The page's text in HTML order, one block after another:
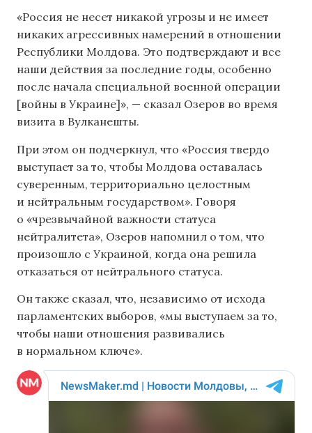
«Россия не несет никакой угрозы и не имеет
никаких агрессивных намерений в отношении
Республики Молдова. Это подтверждают и все
наши действия за последние годы, особенно
после начала специальной военной операции
[войны в Украине]», — сказал Озеров во время
визита в Вулканешты.
При этом он подчеркнул, что «Россия твердо
выступает за то, чтобы Молдова оставалась
суверенным, территориально целостным
и нейтральным государством». Говоря
о «чрезвычайной важности статуса
нейтралитета», Озеров напомнил о том, что
произошло с Украиной, когда она решила
отказаться от нейтрального статуса.
Он также сказал, что, независимо от исхода
парламентских выборов, «мы выступаем за то,
чтобы наши отношения развивались
в нормальном ключе».